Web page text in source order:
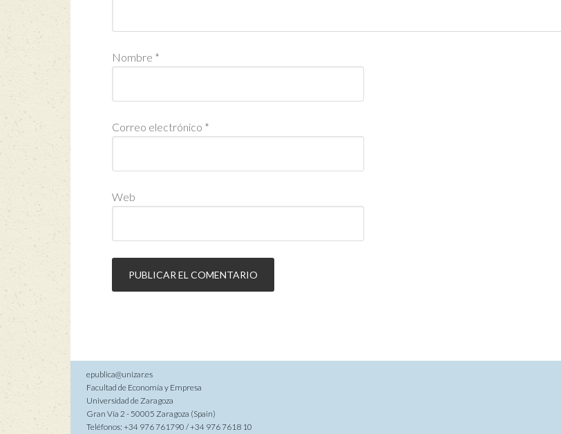
Nombre *
Correo electrónico *
Web
epublica@unizar.es
Facultad de Economía y Empresa
Universidad de Zaragoza
Gran Vía 2 - 50005 Zaragoza (Spain)
Teléfonos: +34 976 761790 / +34 976 7618 10